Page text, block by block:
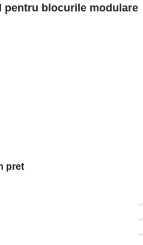
pentru blocurile modulare
pret